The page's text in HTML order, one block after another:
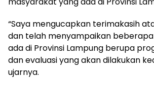
“Saya mengucapkan terimakasih
dan telah menyampaikan
ada di Provinsi Lampung berupa
dan evaluasi yang akan dilakukan
ujarnya.